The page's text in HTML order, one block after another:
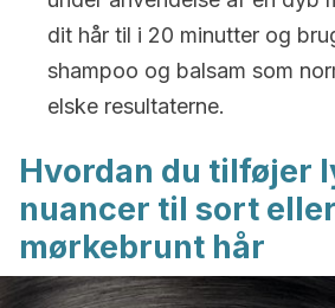
dit hår til i 20 minutter og
shampoo og balsam som
elske resultaterne.
Hvordan du tilføjer
nuancer til sort eller
mørkebrunt hår